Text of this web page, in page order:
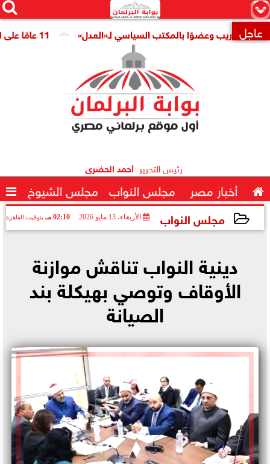
×


 عاجل 11 عامًا على افتتاح قناة السويس الجديدة.. النائبة مروة قنصوة: رؤية الدولة حولت الممر الملاحي إلى مركز اقتصادي عالمي وعضوًا بالمكتب السياسي لـ«العدل»
رئيس التحرير أحمد الحضرى
 أخبار مصر مجلس النواب مجلس الشيوخ 
مجلس النواب الأربعاء، 13 مايو 2026 02:10 مـ بتوقيت القاهرة
دينية النواب تناقش موازنة
الأوقاف وتوصي بهيكلة بند
الصيانة